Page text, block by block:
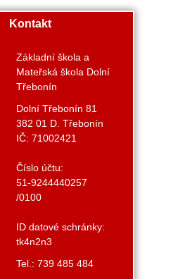
Kontakt
Základní škola a
Mateřská škola Dolní
Třebonín
Dolní Třebonín 81
382 01 D. Třebonín
IČ: 71002421
Číslo účtu:
51-9244440257
/0100
ID datové schránky:
tk4n2n3
Tel.: 739 485 484